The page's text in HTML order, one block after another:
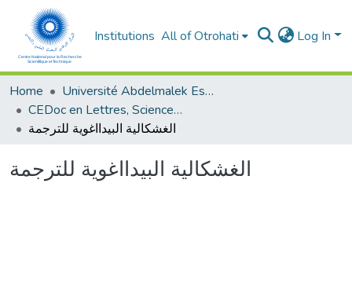
Institutions All of Otrohati Log In
Home
Université Abdelmalek Essaâdi - Tétouan
CEDoc en Lettres, Sciences Humaines, Doctrine, Arts et Sciences de l’Education (CED - LSHDASE)
الغشكالية البيدااغوية للترجمة
الغشكالية البيدااغوية للترجمة